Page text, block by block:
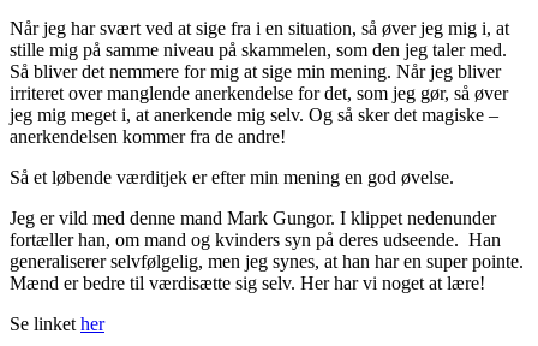
Når jeg har svært ved at sige fra i en situation, så øver jeg mig i, at
stille mig på samme niveau på skammelen, som den jeg taler med.
Så bliver det nemmere for mig at sige min mening. Når jeg bliver
irriteret over manglende anerkendelse for det, som jeg gør, så øver
jeg mig meget i, at anerkende mig selv. Og så sker det magiske –
anerkendelsen kommer fra de andre!
Så et løbende værditjek er efter min mening en god øvelse.
Jeg er vild med denne mand Mark Gungor. I klippet nedenunder
fortæller han, om mand og kvinders syn på deres udseende. Han
generaliserer selvfølgelig, men jeg synes, at han har en super pointe.
Mænd er bedre til værdisætte sig selv. Her har vi noget at lære!
Se linkether